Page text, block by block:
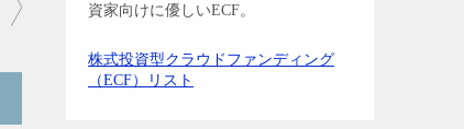
資家向けに優しいECF。
株式投資型クラウドファンディング
（ECF）リスト